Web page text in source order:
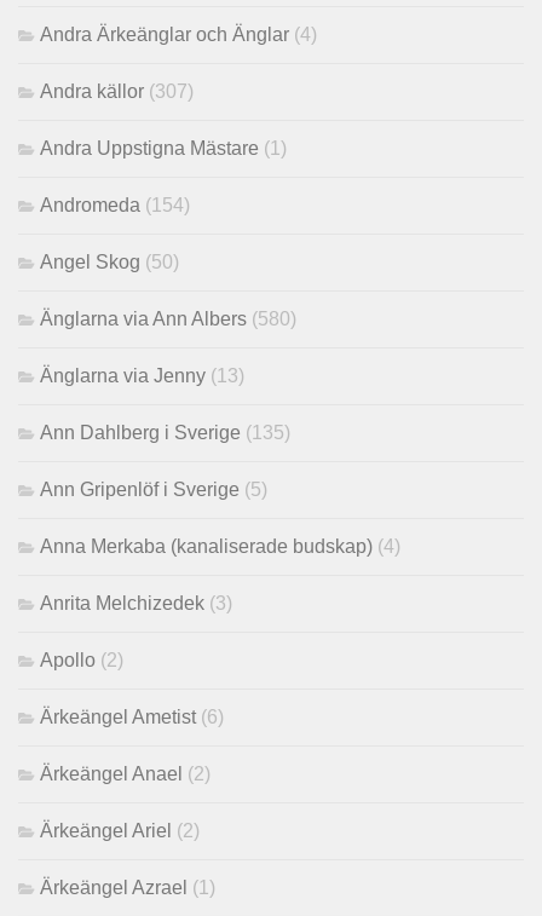
Andra Ärkeänglar och Änglar (4)
Andra källor (307)
Andra Uppstigna Mästare (1)
Andromeda (154)
Angel Skog (50)
Änglarna via Ann Albers (580)
Änglarna via Jenny (13)
Ann Dahlberg i Sverige (135)
Ann Gripenlöf i Sverige (5)
Anna Merkaba (kanaliserade budskap) (4)
Anrita Melchizedek (3)
Apollo (2)
Ärkeängel Ametist (6)
Ärkeängel Anael (2)
Ärkeängel Ariel (2)
Ärkeängel Azrael (1)